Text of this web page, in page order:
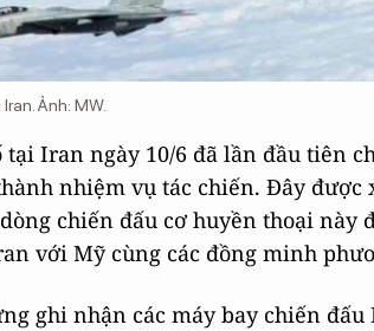
Ảnh: MW.
Iran ngày 10/6 đã lần đầu tiên
nhiệm vụ tác chiến. Đây
chiến đấu cơ huyền thoại này
với Mỹ cùng các đồng minh
ghi nhận các máy bay chiến đấu